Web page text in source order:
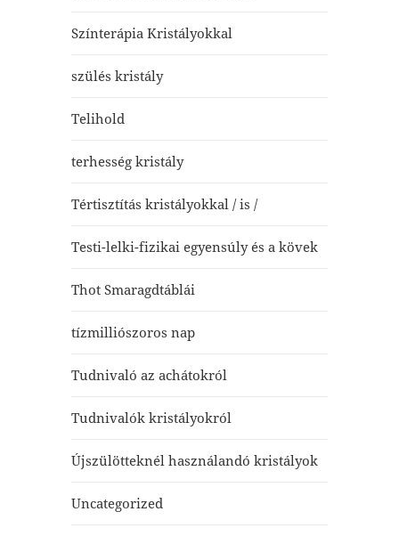
Színterápia Kristályokkal
szülés kristály
Telihold
terhesség kristály
Tértisztítás kristályokkal / is /
Testi-lelki-fizikai egyensúly és a kövek
Thot Smaragdtáblái
tízmilliószoros nap
Tudnivaló az achátokról
Tudnivalók kristályokról
Újszülötteknél használandó kristályok
Uncategorized